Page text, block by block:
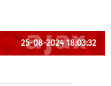
25-08-2024 18:03:32